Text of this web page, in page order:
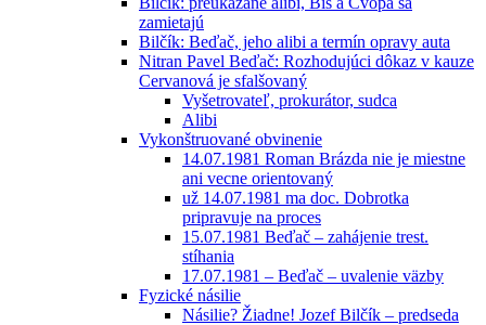
zamietajú
Bilčík: Beďač, jeho alibi a termín opravy auta
Nitran Pavel Beďač: Rozhodujúci dôkaz v kauze
Cervanová je sfalšovaný
Vyšetrovateľ, prokurátor, sudca
Alibi
Vykonštruované obvinenie
14.07.1981 Roman Brázda nie je miestne
ani vecne orientovaný
už 14.07.1981 ma doc. Dobrotka
pripravuje na proces
15.07.1981 Beďač – zahájenie trest.
stíhania
17.07.1981 – Beďač – uvalenie väzby
Fyzické násilie
Násilie? Žiadne! Jozef Bilčík – predseda